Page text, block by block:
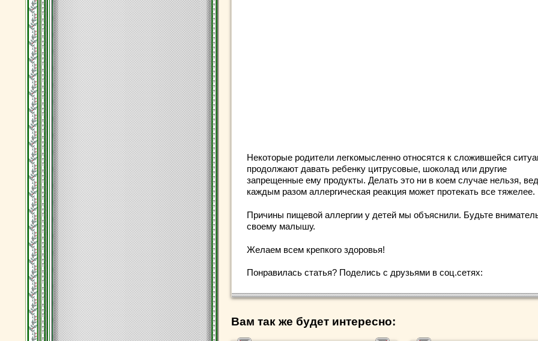
Некоторые родители легкомысленно относятся к сложившейся
продолжают давать ребенку цитрусовые, шоколад или другие
запрещенные ему продукты. Делать это ни в коем случае нельзя,
каждым разом аллергическая реакция может протекать все тяжелее.
Причины пищевой аллергии у детей мы объяснили. Будьте
своему малышу.
Желаем всем крепкого здоровья!
Понравилась статья? Поделись с друзьями в соц.сетях:
Вам так же будет интересно: